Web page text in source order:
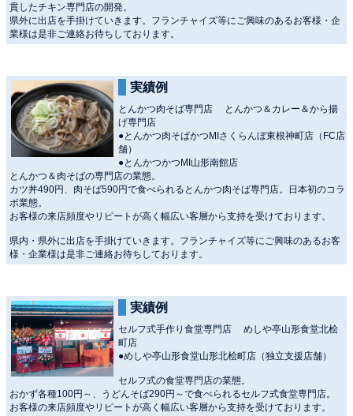
貫したチキン専門店の開発。
県外に出店を手掛けていきます。フランチャイズ等にご興味のあるお客様・企
業様は是非ご連絡お待ちしております。
実績例
とんかつ肉そば専門店 とんかつ＆カレー＆から揚
げ専門店
●とんかつ肉そばかつMIさくらんぼ東根神町店（FC店
舗）
●とんかつかつMI山形南館店
とんかつ＆肉そばの専門店の業態。
カツ丼490円、肉そば590円で食べられるとんかつ肉そば専門店。日本初のコラ
ボ業態。
お客様の来店頻度やリピートが高く幅広い客層から支持を受けております。
県内・県外に出店を手掛けていきます。フランチャイズ等にご興味のあるお客
様・企業様は是非ご連絡お待ちしております。
実績例
セルフ式手作り食堂専門店 めしや亭山形食堂北桧
町店
●めしや亭山形食堂山形北桧町店（独立支援店舗）
セルフ式の食堂専門店の業態。
おかず各種100円～、うどんそば290円～で食べられるセルフ式食堂専門店。
お客様の来店頻度やリピートが高く幅広い客層から支持を受けております。